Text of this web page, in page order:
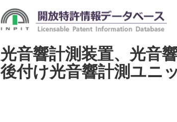
光音響計測装置、光音
後付け光音響計測ユニ